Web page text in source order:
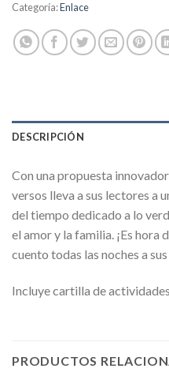
Categoría:Enlace
DESCRIPCIÓN
Con una propuesta
versos lleva a sus lectores a
del tiempo dedicado a lo
el amor y la familia. ¡Es hora
cuento todas las noches a
Incluye cartilla de
PRODUCTOS